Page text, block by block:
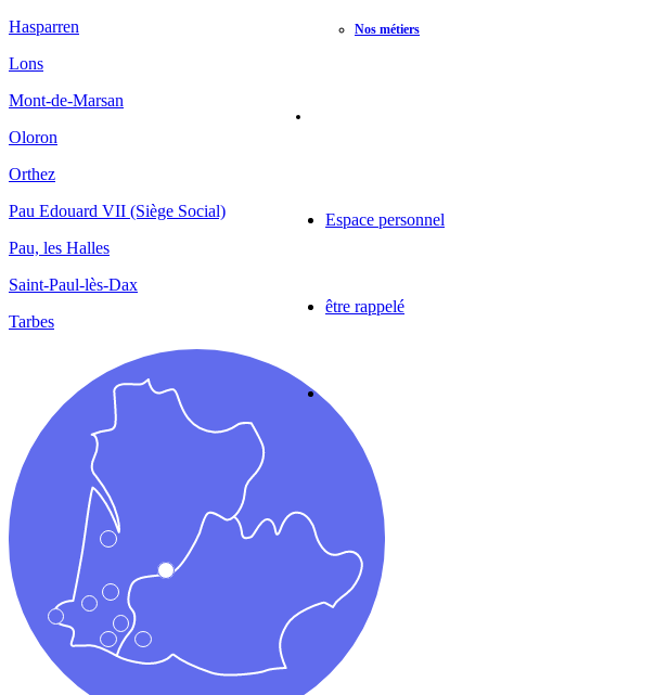
Nos métiers
Espace personnel
être rappelé
Hasparren
Lons
Mont-de-Marsan
Oloron
Orthez
Pau Edouard VII (Siège Social)
Pau, les Halles
Saint-Paul-lès-Dax
Tarbes